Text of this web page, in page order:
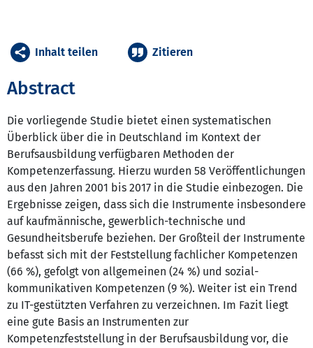
Abstract
Die vorliegende Studie bietet einen systematischen
Überblick über die in Deutschland im Kontext der
Berufsausbildung verfügbaren Methoden der
Kompetenzerfassung. Hierzu wurden 58 Veröffentlichungen
aus den Jahren 2001 bis 2017 in die Studie einbezogen. Die
Ergebnisse zeigen, dass sich die Instrumente insbesondere
auf kaufmännische, gewerblich-technische und
Gesundheitsberufe beziehen. Der Großteil der Instrumente
befasst sich mit der Feststellung fachlicher Kompetenzen
(66 %), gefolgt von allgemeinen (24 %) und sozial-
kommunikativen Kompetenzen (9 %). Weiter ist ein Trend
zu IT-gestützten Verfahren zu verzeichnen. Im Fazit liegt
eine gute Basis an Instrumenten zur
Kompetenzfeststellung in der Berufsausbildung vor, die
Inhalt teilen Zitieren